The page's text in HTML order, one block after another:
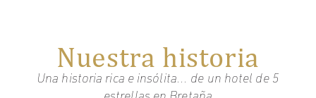
Nuestra historia
Una historia rica e insólita... de un hotel de 5